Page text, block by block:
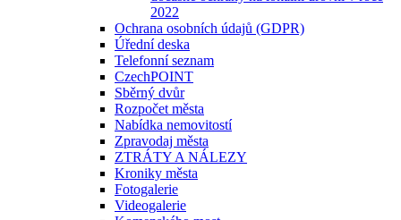
2022
Ochrana osobních údajů (GDPR)
Úřední deska
Telefonní seznam
CzechPOINT
Sběrný dvůr
Rozpočet města
Nabídka nemovitostí
Zpravodaj města
ZTRÁTY A NÁLEZY
Kroniky města
Fotogalerie
Videogalerie